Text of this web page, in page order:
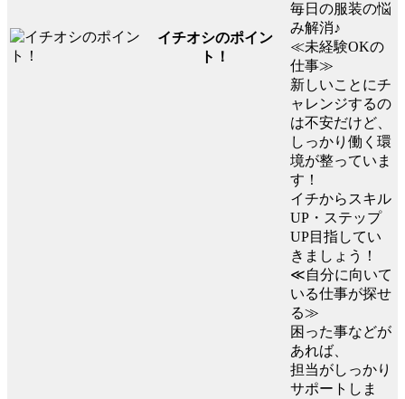
イチオシのポイン
ト！
毎日の服装の悩
み解消♪
≪未経験OKの
仕事≫
新しいことにチ
ャレンジするの
は不安だけど、
しっかり働く環
境が整っていま
す！
イチからスキル
UP・ステップ
UP目指してい
きましょう！
≪自分に向いて
いる仕事が探せ
る≫
困った事などが
あれば、
担当がしっかり
サポートしま